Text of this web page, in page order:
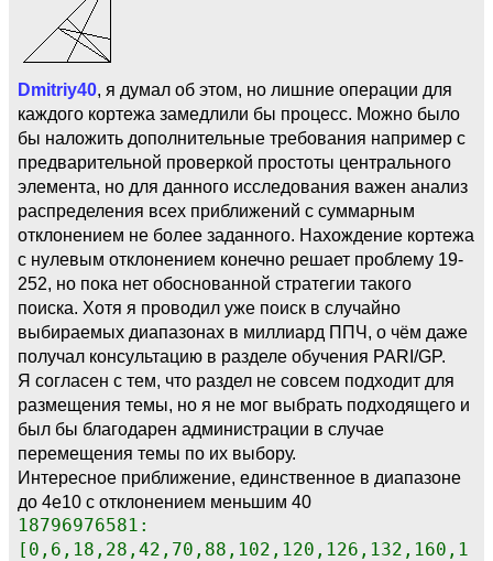
Dmitriy40, я думал об этом, но лишние операции для
каждого кортежа замедлили бы процесс. Можно было
бы наложить дополнительные требования например с
предварительной проверкой простоты центрального
элемента, но для данного исследования важен анализ
распределения всех приближений с суммарным
отклонением не более заданного. Нахождение кортежа
с нулевым отклонением конечно решает проблему 19-
252, но пока нет обоснованной стратегии такого
поиска. Хотя я проводил уже поиск в случайно
выбираемых диапазонах в миллиард ППЧ, о чём даже
получал консультацию в разделе обучения PARI/GP.
Я согласен с тем, что раздел не совсем подходит для
размещения темы, но я не мог выбрать подходящего и
был бы благодарен администрации в случае
перемещения темы по их выбору.
Интересное приближение, единственное в диапазоне
до 4е10 с отклонением меньшим 40
18796976581:
[0,6,18,28,42,70,88,102,120,126,132,160,1